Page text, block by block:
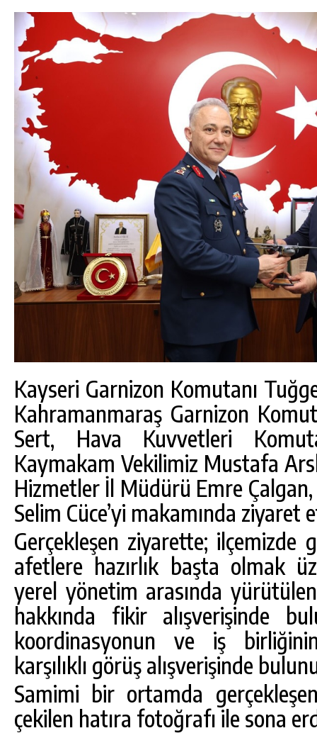
Kayseri Garnizon Komutanı
Kahramanmaraş Garnizon
Sert, Hava Kuvvetleri
Kaymakam Vekilimiz Mustafa
Hizmetler İl Müdürü Emre Çalgan,
Selim Cüce’yi makamında ziyaret
Gerçekleşen ziyarette; ilçemizde
afetlere hazırlık başta olmak
yerel yönetim arasında
hakkında fikir alışverişinde
koordinasyonun ve iş
karşılıklı görüş alışverişinde
Samimi bir ortamda
çekilen hatıra fotoğrafı ile sona
GÜNLÜK HABER AKIŞI
GÖKSUN HAFIZLIK KIZ KUR’AN KURSU
ÖĞRENCILERINE DARENDE GEZISI.